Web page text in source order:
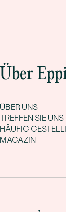
Über
ÜBER UNS
TREFFEN SIE UNS
HÄUFIG
MAGAZIN